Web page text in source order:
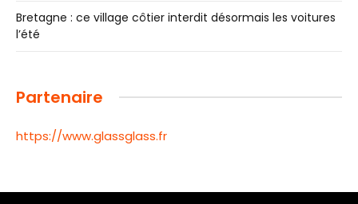
Bretagne : ce village côtier interdit désormais les voitures
l’été
Partenaire
https://www.glassglass.fr